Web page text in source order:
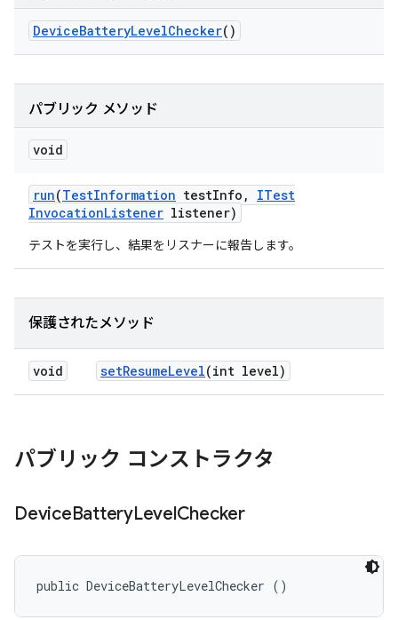
DeviceBatteryLevelChecker()
パブリック メソッド
void
run(TestInformation testInfo ,
ITest
InvocationListener listener)
テストを実行し、結果をリスナーに報告します。
保護されたメソッド
void setResumeLevel(int level)
パブリック コンストラクタ
DeviceBatteryLevelChecker
public DeviceBatteryLevelChecker ()